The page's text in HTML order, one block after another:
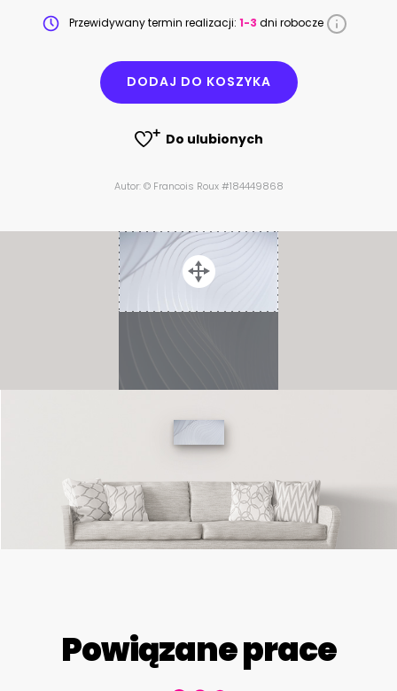
Przewidywany termin realizacji: 1-3 dni robocze
DODAJ DO KOSZYKA
Do ulubionych
Autor: © Francois Roux #184449868
Powiązane prace